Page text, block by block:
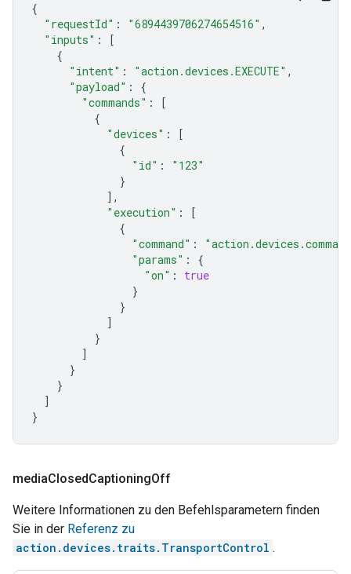
{
"requestId" : "6894439706274654516" ,
"inputs" :
[
{
"intent" : "action.devices.EXECUTE" ,
"payload" :
{
"commands" :
[
{
"devices" :
[
{
"id" :
"123"
}
],
"execution" :
[
{
"command" :
"params" :
{
"on" :
true
}
}
]
}
]
}
}
]
}
mediaClosedCaptioningOff
Weitere Informationen zu den Befehlsparametern finden
Sie in der Referenz zu
action.devices.traits.TransportControl .